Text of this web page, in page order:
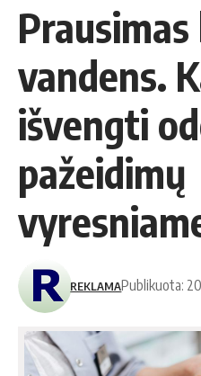
Prausimas
vandens.
išvengti
pažeidimų
REKLAMAPublikuota: